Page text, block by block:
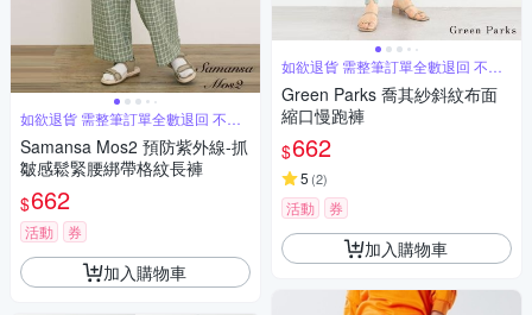
如欲退貨 需整筆訂單全數退回 不能
單退
Samansa Mos2 預防紫外線-抓
皺感鬆緊腰綁帶格紋長褲
$662
活動 券
加入購物車
如欲退貨 需整筆訂單全數退回 不能
單退
Green Parks 喬其紗斜紋布面
縮口慢跑褲
$662
5 (2)
活動 券
加入購物車